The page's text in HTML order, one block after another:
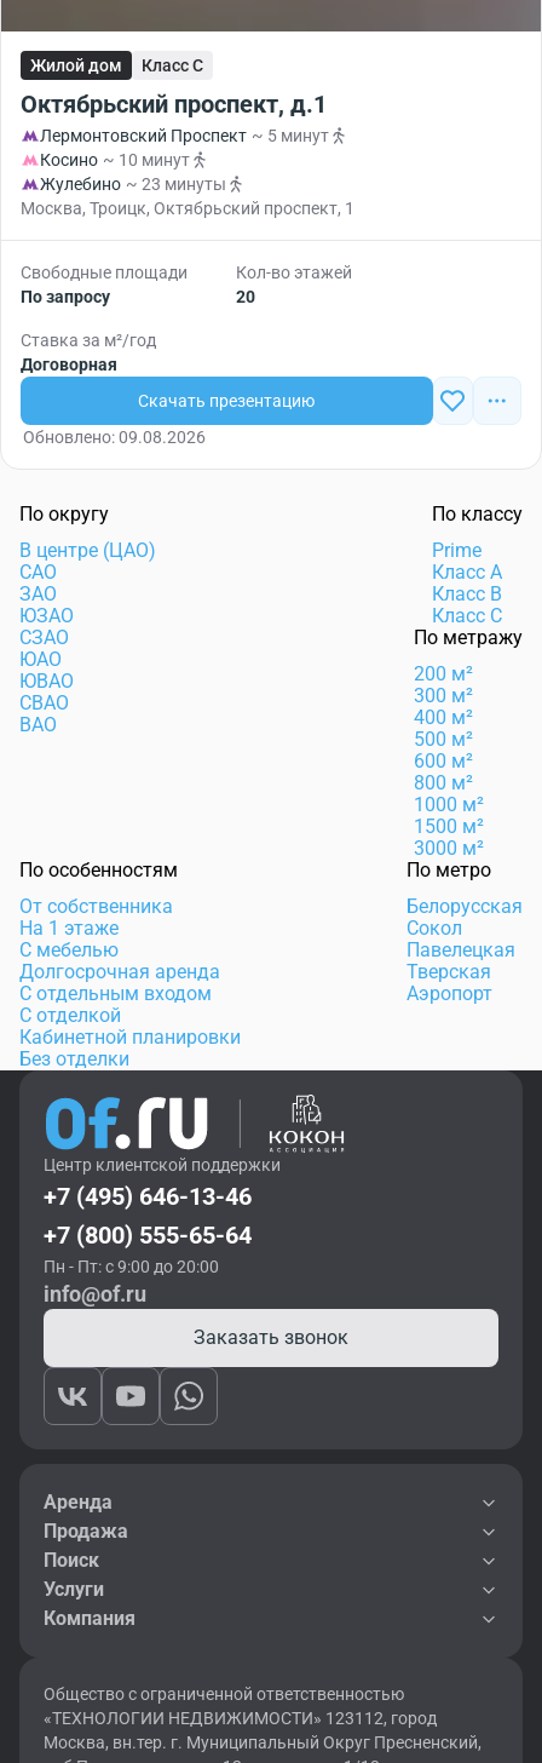
Жилой дом Класс C
Октябрьский проспект, д.1
Лермонтовский Проспект ~ 5 минут
Косино ~ 10 минут
Жулебино ~ 23 минуты
Москва, Троицк, Октябрьский проспект, 1
Свободные площади
По запросу
Кол-во этажей
20
Ставка за м²/год
Договорная
Скачать презентацию
Обновлено: 09.08.2026
По округу
В центре (ЦАО)
САО
ЗАО
ЮЗАО
СЗАО
ЮАО
ЮВАО
СВАО
ВАО
По классу
Prime
Класс А
Класс B
Класс C
По метражу
200 м²
300 м²
400 м²
500 м²
600 м²
800 м²
1000 м²
1500 м²
3000 м²
По особенностям
От собственника
На 1 этаже
С мебелью
Долгосрочная аренда
С отдельным входом
С отделкой
Кабинетной планировки
Без отделки
По метро
Белорусская
Сокол
Павелецкая
Тверская
Аэропорт
Центр клиентской поддержки
+7 (495) 646-13-46
+7 (800) 555-65-64
Пн - Пт: с 9:00 до 20:00
info@of.ru
Заказать звонок
Аренда
Продажа
Поиск
Услуги
Компания
Общество с ограниченной ответственностью
«ТЕХНОЛОГИИ НЕДВИЖИМОСТИ» 123112, город
Москва, вн.тер. г. Муниципальный Округ Пресненский,